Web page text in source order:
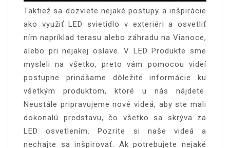
Taktiež sa dozviete nejaké postupy a inšpirácie
ako využiť LED svietidlo v exteriéri a osvetliť
ním napríklad terasu alebo záhradu na Vianoce,
alebo pri nejakej oslave. V LED Produkte sme
mysleli na všetko, preto vám pomocou videí
postupne prinášame dôležité informácie ku
všetkým produktom, ktoré u nás nájdete.
Neustále pripravujeme nové videá, aby ste mali
dokonalú predstavu, čo všetko sa skrýva za
LED osvetlením. Pozrite si naše videá a
nechajte sa inšpirovať. Ak potrebujete nejaké